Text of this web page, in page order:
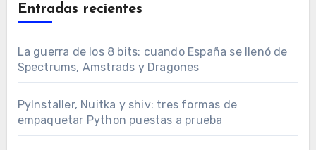
Entradas recientes
La guerra de los 8 bits: cuando España se llenó de
Spectrums, Amstrads y Dragones
PyInstaller, Nuitka y shiv: tres formas de
empaquetar Python puestas a prueba